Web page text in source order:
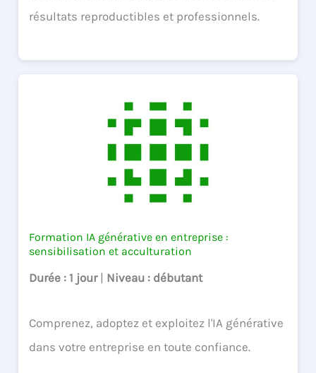
résultats reproductibles et professionnels.
Formation IA générative en entreprise :
sensibilisation et acculturation
Durée : 1 jour | Niveau : débutant
Comprenez, adoptez et exploitez l'IA générative
dans votre entreprise en toute confiance.